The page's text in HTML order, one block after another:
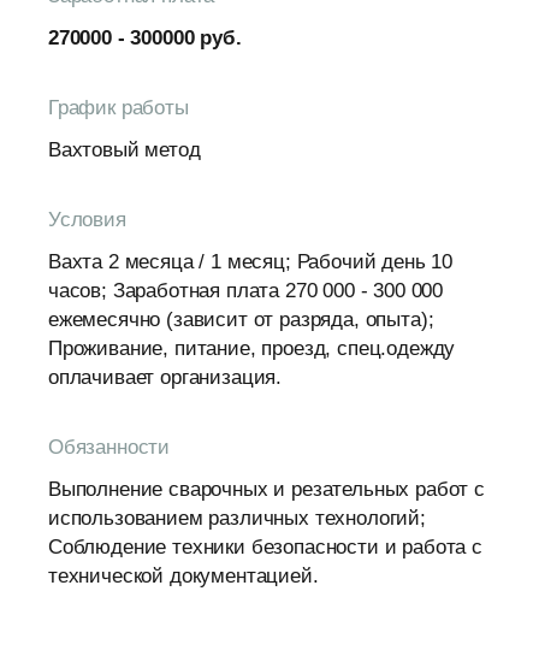
270000 - 300000 руб.
График работы
Вахтовый метод
Условия
Вахта 2 месяца / 1 месяц; Рабочий день 10
часов; Заработная плата 270 000 - 300 000
ежемесячно (зависит от разряда, опыта);
Проживание, питание, проезд, спец.одежду
оплачивает организация.
Обязанности
Выполнение сварочных и резательных работ с
использованием различных технологий;
Соблюдение техники безопасности и работа с
технической документацией.